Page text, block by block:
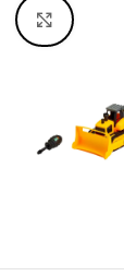
Click